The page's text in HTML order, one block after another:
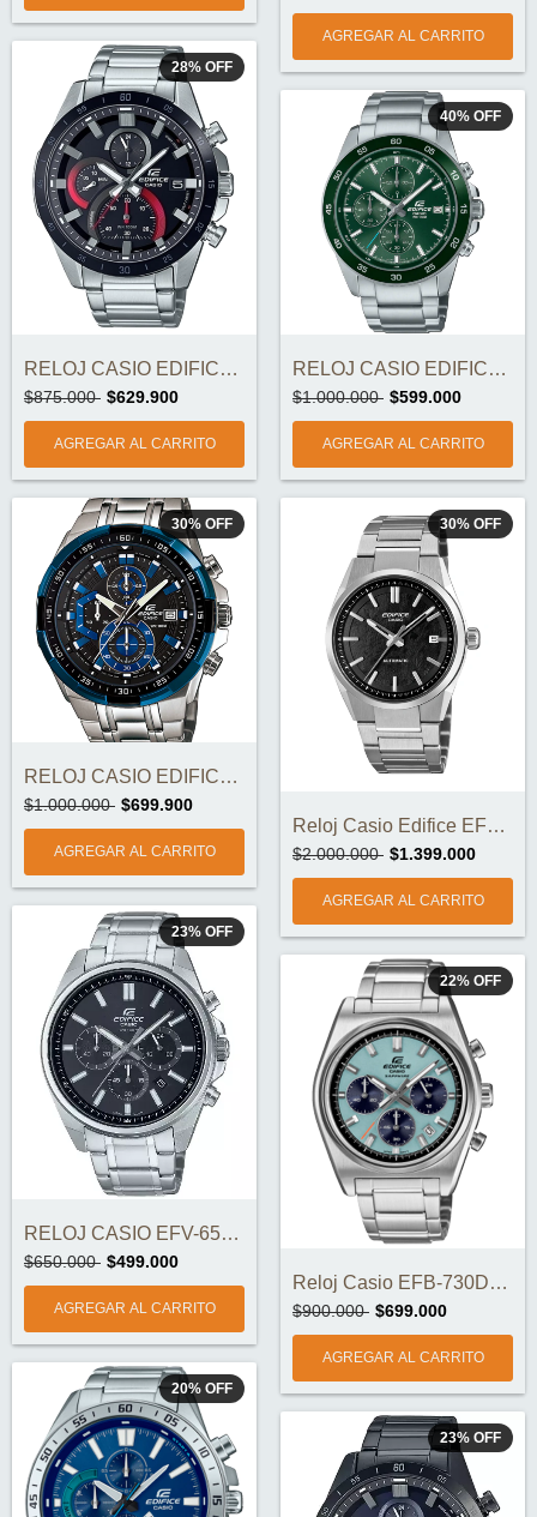
28% OFF
RELOJ CASIO EDIFICE EFR-571DB-1A1V ORIGI...
$875.000 $629.900
40% OFF
RELOJ CASIO EDIFICE EFR-526D-3AVUDF ORIG...
$1.000.000 $599.000
30% OFF
RELOJ CASIO EDIFICE EFR-539D-1A2VUDF ORI...
$1.000.000 $699.900
30% OFF
Reloj Casio Edifice EFK-110D-1A Automáti...
$2.000.000 $1.399.000
23% OFF
RELOJ CASIO EFV-650D-1AV ORIGINAL
$650.000 $499.000
22% OFF
Reloj Casio EFB-730D-2BVUDF
$900.000 $699.000
20% OFF
23% OFF